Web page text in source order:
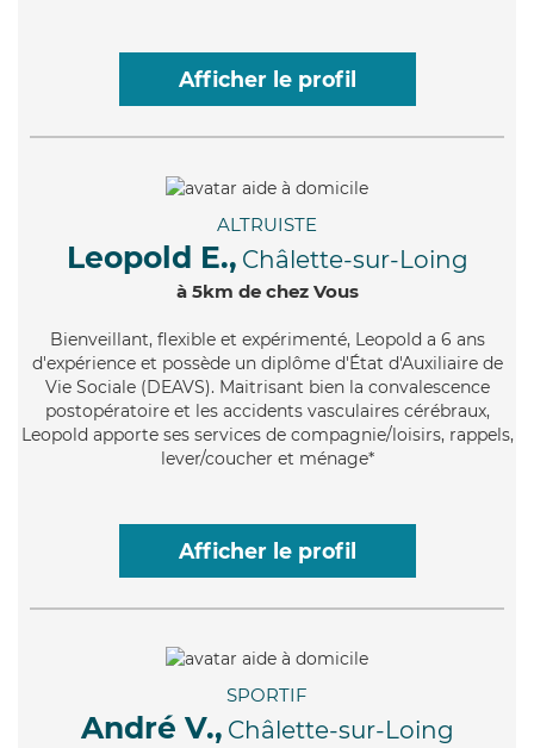
Afficher le profil
ALTRUISTE
Leopold E., Châlette-sur-Loing
à 5km de chez Vous
Bienveillant, flexible et expérimenté, Leopold a 6 ans
d'expérience et possède un diplôme d'État d'Auxiliaire de
Vie Sociale (DEAVS). Maitrisant bien la convalescence
postopératoire et les accidents vasculaires cérébraux,
Leopold apporte ses services de compagnie/loisirs, rappels,
lever/coucher et ménage*
Afficher le profil
SPORTIF
André V., Châlette-sur-Loing